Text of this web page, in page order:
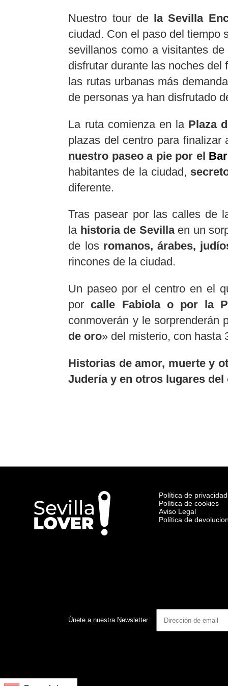
Nuestro tour de la Sevilla
ciudad. Con el paso del tiempo
sevillanos como a visitantes
disfrutar durante las noches
las rutas urbanas más
de personas ya han disfrutado
La ruta comienza en la Plaza
plazas del centro para
nuestro paseo a pie por el
habitantes de la ciudad,
diferente.
Tras pasear por las calles de
la historia de Sevillaen un
de los romanos, árabes,
rincones de la ciudad.
Un paseo por el centro en el
por calle Fabiola o por la
conmoverán y le sorprenderán
de oro» del misterio, con hasta
Historias de amor, muerte y
Judería y en otros lugares
Política de privacidad
Política de cookies
Aviso Legal
Política de
Únete a nuestra Newsletter